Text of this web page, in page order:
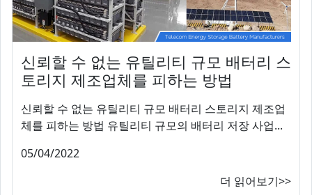
신뢰할 수 없는 유틸리티 규모 배터리 스
토리지 제조업체를 피하는 방법
신뢰할 수 없는 유틸리티 규모 배터리 스토리지 제조업
체를 피하는 방법 유틸리티 규모의 배터리 저장 사업...
05/04/2022
더 읽어보기>>